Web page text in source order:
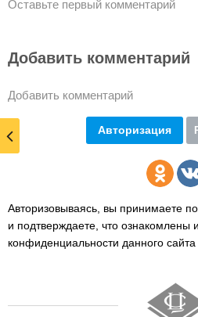
Оставьте первый комментарий
Добавить комментарий
Добавить комментарий
Авторизация
Авторизовываясь, вы принимаете
и подтверждаете, что ознакомлены
конфиденциальности данного сайта